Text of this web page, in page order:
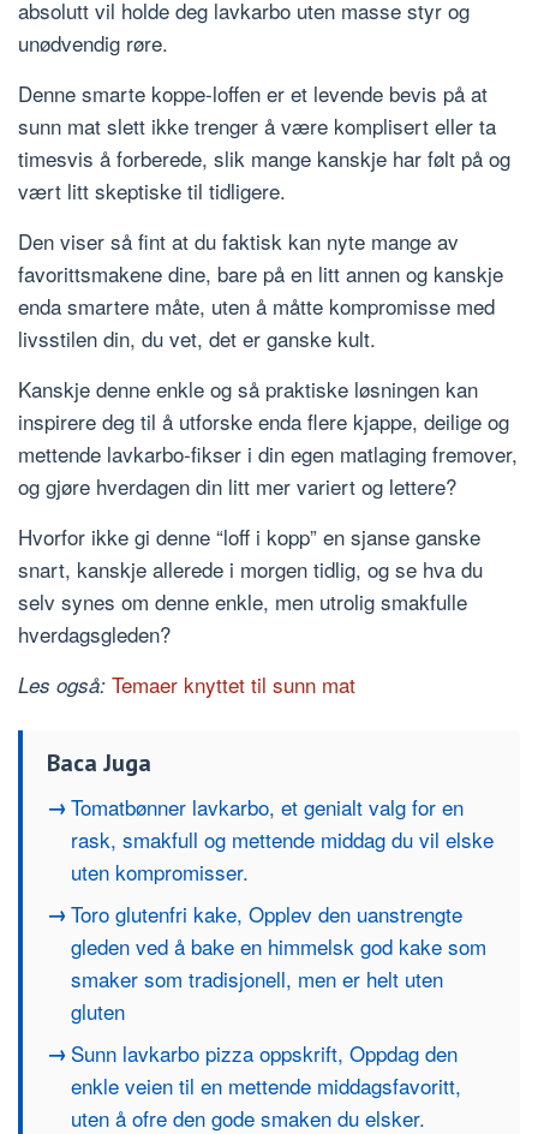
absolutt vil holde deg lavkarbo uten masse styr og
unødvendig røre.
Denne smarte koppe-loffen er et levende bevis på at
sunn mat slett ikke trenger å være komplisert eller ta
timesvis å forberede, slik mange kanskje har følt på og
vært litt skeptiske til tidligere.
Den viser så fint at du faktisk kan nyte mange av
favorittsmakene dine, bare på en litt annen og kanskje
enda smartere måte, uten å måtte kompromisse med
livsstilen din, du vet, det er ganske kult.
Kanskje denne enkle og så praktiske løsningen kan
inspirere deg til å utforske enda flere kjappe, deilige og
mettende lavkarbo-fikser i din egen matlaging fremover,
og gjøre hverdagen din litt mer variert og lettere?
Hvorfor ikke gi denne “loff i kopp” en sjanse ganske
snart, kanskje allerede i morgen tidlig, og se hva du
selv synes om denne enkle, men utrolig smakfulle
hverdagsgleden?
Les også: Temaer knyttet til sunn mat
Baca Juga
Tomatbønner lavkarbo, et genialt valg for en
rask, smakfull og mettende middag du vil elske
uten kompromisser.
Toro glutenfri kake, Opplev den uanstrengte
gleden ved å bake en himmelsk god kake som
smaker som tradisjonell, men er helt uten
gluten
Sunn lavkarbo pizza oppskrift, Oppdag den
enkle veien til en mettende middagsfavoritt,
uten å ofre den gode smaken du elsker.